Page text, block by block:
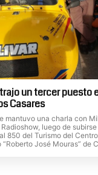
un tercer puesto
Casares
mantuvo una charla con
luego de
850 del Turismo del
José Mouras” de